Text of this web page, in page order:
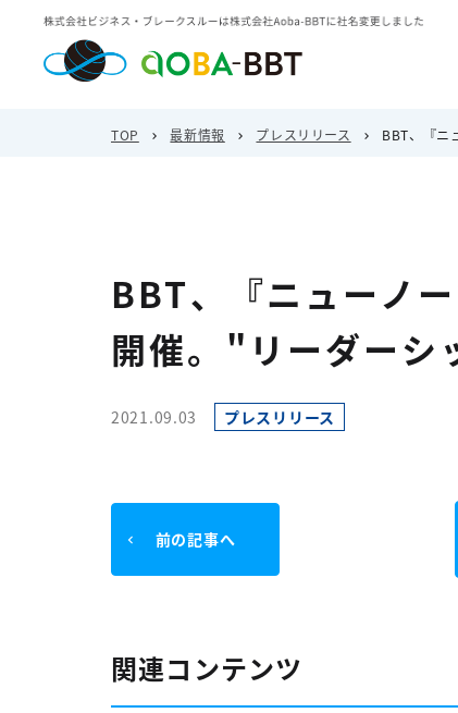
TOP 最新情報 プレスリリース BBT、『ニュ
BBT、『ニューノ
開催。"リーダーシ
2021.09.03 プレスリリース
前の記事へ
関連コンテンツ